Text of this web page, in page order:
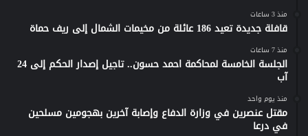
منذ 3 ساعات
قافلة جديدة تعيد 186 عائلة من مخيمات الشمال إلى ريف حماة
منذ 7 ساعات
الجلسة الخامسة لمحاكمة احمد حسون.. تاجيل إصدار الحكم إلى 24
آب
منذ يوم واحد
مقتل عنصرين في وزارة الدفاع وإصابة آخرين بهجومين مسلحين
في درعا